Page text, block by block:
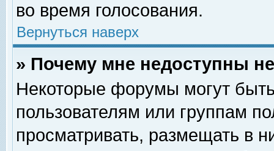
во время голосования.
Вернуться наверх
» Почему мне недоступны
Некоторые форумы могут
пользователям или группам
просматривать, размещать в